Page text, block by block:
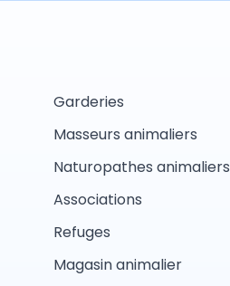
Garderies
Masseurs animaliers
Naturopathes animaliers
Associations
Refuges
Magasin animalier